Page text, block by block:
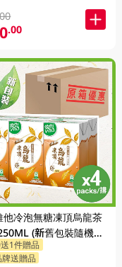
.00
他冷泡無糖凍頂烏龍茶
(新舊包裝隨機發
1件贈品
送贈品